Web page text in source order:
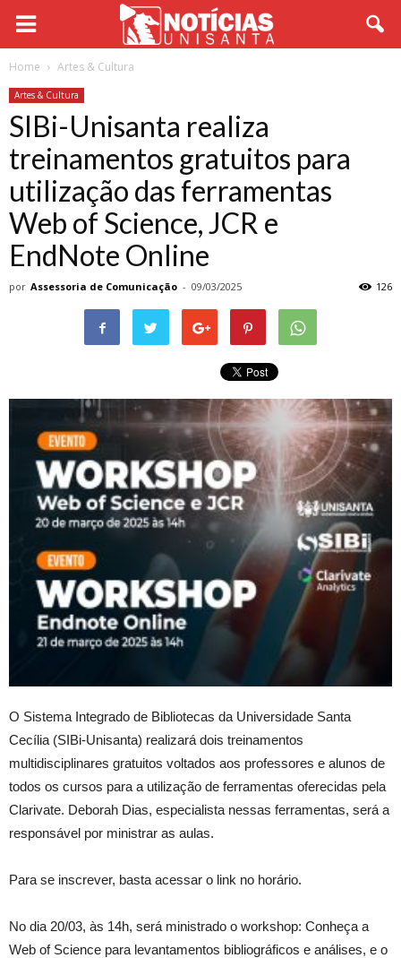
Home Artes & Cultura
Artes & Cultura
SIBi-Unisanta realiza
treinamentos gratuitos para
utilização das ferramentas
Web of Science, JCR e
EndNote Online
por Assessoria de Comunicação - 09/03/2025 126
O Sistema Integrado de Bibliotecas da Universidade Santa
Cecília (SIBi-Unisanta) realizará dois treinamentos
multidisciplinares gratuitos voltados aos professores e alunos de
todos os cursos para a utilização de ferramentas oferecidas pela
Clarivate. Deborah Dias, especialista nessas ferramentas, será a
responsável por ministrar as aulas.
Para se inscrever, basta acessar o link no horário.
No dia 20/03, às 14h, será ministrado o workshop: Conheça a
Web of Science para levantamentos bibliográficos e análises, e o